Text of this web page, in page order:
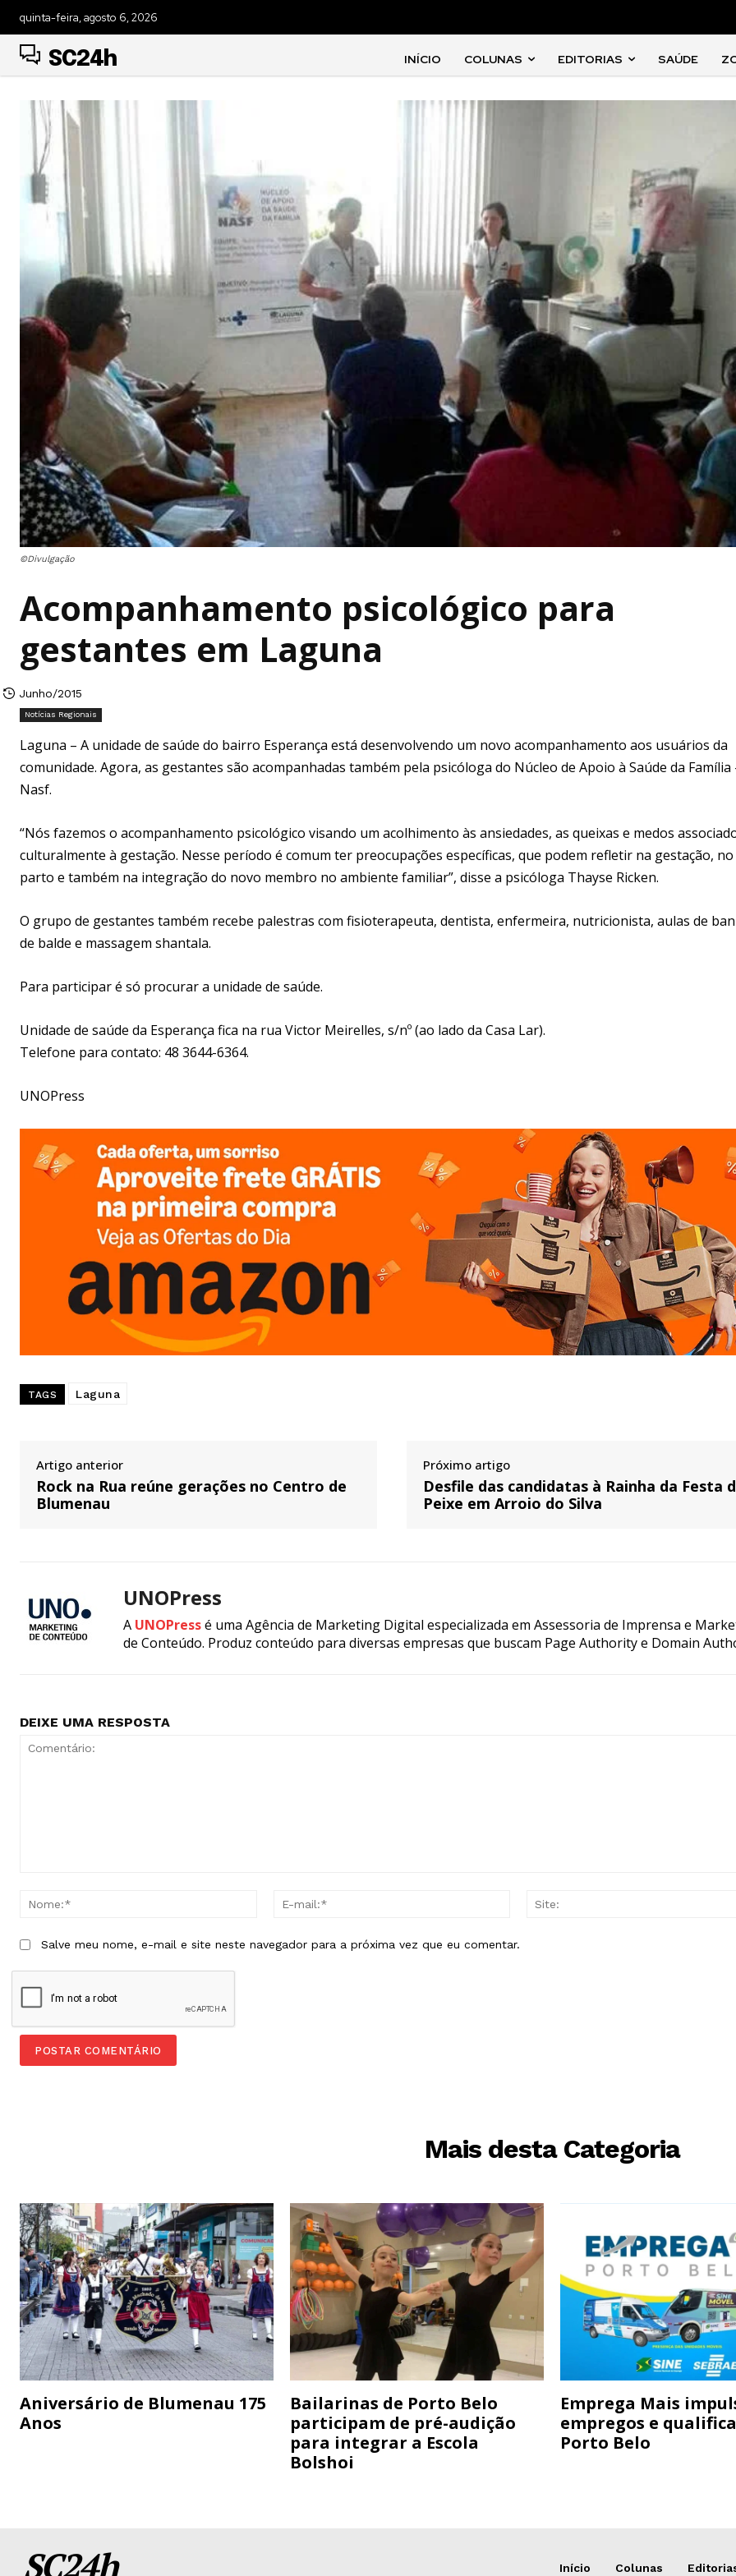
quinta-feira, agosto 6, 2026
SC24h INÍCIO COLUNAS EDITORIAS SAÚDE
©Divulgação
Acompanhamento psicológico para
gestantes em Laguna
Junho/2015
Notícias Regionais
Laguna – A unidade de saúde do bairro Esperança está desenvolvendo um novo acompanhamento aos usuários da
comunidade. Agora, as gestantes são acompanhadas também pela psicóloga do Núcleo de Apoio à Saúde da Família
Nasf.
“Nós fazemos o acompanhamento psicológico visando um acolhimento às ansiedades, as queixas e medos
culturalmente à gestação. Nesse período é comum ter preocupações específicas, que podem refletir na gestação, no
parto e também na integração do novo membro no ambiente familiar”, disse a psicóloga Thayse Ricken.
O grupo de gestantes também recebe palestras com fisioterapeuta, dentista, enfermeira, nutricionista, aulas de
de balde e massagem shantala.
Para participar é só procurar a unidade de saúde.
Unidade de saúde da Esperança fica na rua Victor Meirelles, s/nº (ao lado da Casa Lar).
Telefone para contato: 48 3644-6364.
UNOPress
TAGS Laguna
Artigo anterior
Rock na Rua reúne gerações no Centro de
Blumenau
Próximo artigo
Desfile das candidatas à Rainha da Festa
Peixe em Arroio do Silva
UNOPress
A UNOPressé uma Agência de Marketing Digital especializada em Assessoria de Imprensa e
de Conteúdo. Produz conteúdo para diversas empresas que buscam Page Authority e Domain
DEIXE UMA RESPOSTA
Salve meu nome, e-mail e site neste navegador para a próxima vez que eu comentar.
Mais desta Categoria
Aniversário de Blumenau 175
Anos
Bailarinas de Porto Belo
participam de pré-audição
para integrar a Escola
Bolshoi
Emprega Mais
empregos e
Porto Belo
SC24h Início Colunas